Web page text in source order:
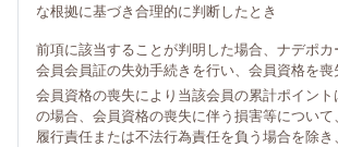
な根拠に基づき合理的に判断したとき
前項に該当することが判明した場合、ナデポカ
会員会員証の失効手続きを行い、会員資格を喪
会員資格の喪失により当該会員の累計ポイント
の場合、会員資格の喪失に伴う損害等について
履行責任または不法行為責任を負う場合を除